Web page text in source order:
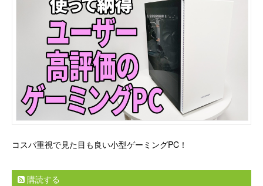
コスパ重視で見た目も良い小型ゲーミングPC！
購読する